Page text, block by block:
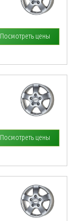
Посмотреть цены
Посмотреть цены